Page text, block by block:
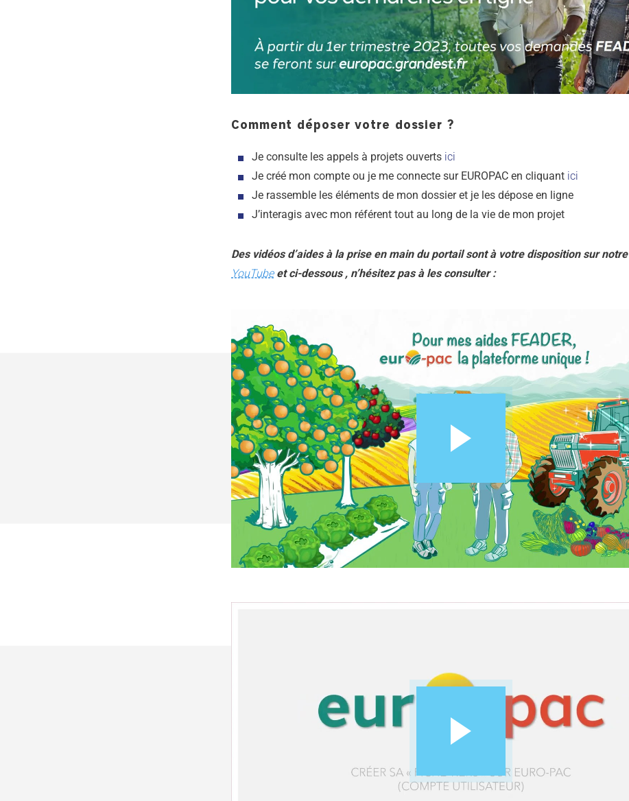
Comment déposer votre dossier ?
Je consulte les appels à projets ouverts ici
Je créé mon compte ou je me connecte sur EUROPAC en cliquant ici
Je rassemble les éléments de mon dossier et je les dépose en ligne
J’interagis avec mon référent tout au long de la vie de mon projet
Des vidéos d’aides à la prise en main du portail sont à votre disposition sur notre
YouTubeet ci-dessous , n’hésitez pas à les consulter :